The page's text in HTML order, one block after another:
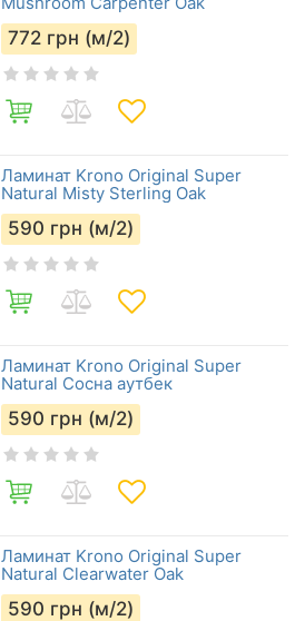
772 грн (м/2)
Ламинат Krono Original Super
Natural Misty Sterling Oak
590 грн (м/2)
Ламинат Krono Original Super
Natural Сосна аутбек
590 грн (м/2)
Ламинат Krono Original Super
Natural Clearwater Oak
590 грн (м/2)